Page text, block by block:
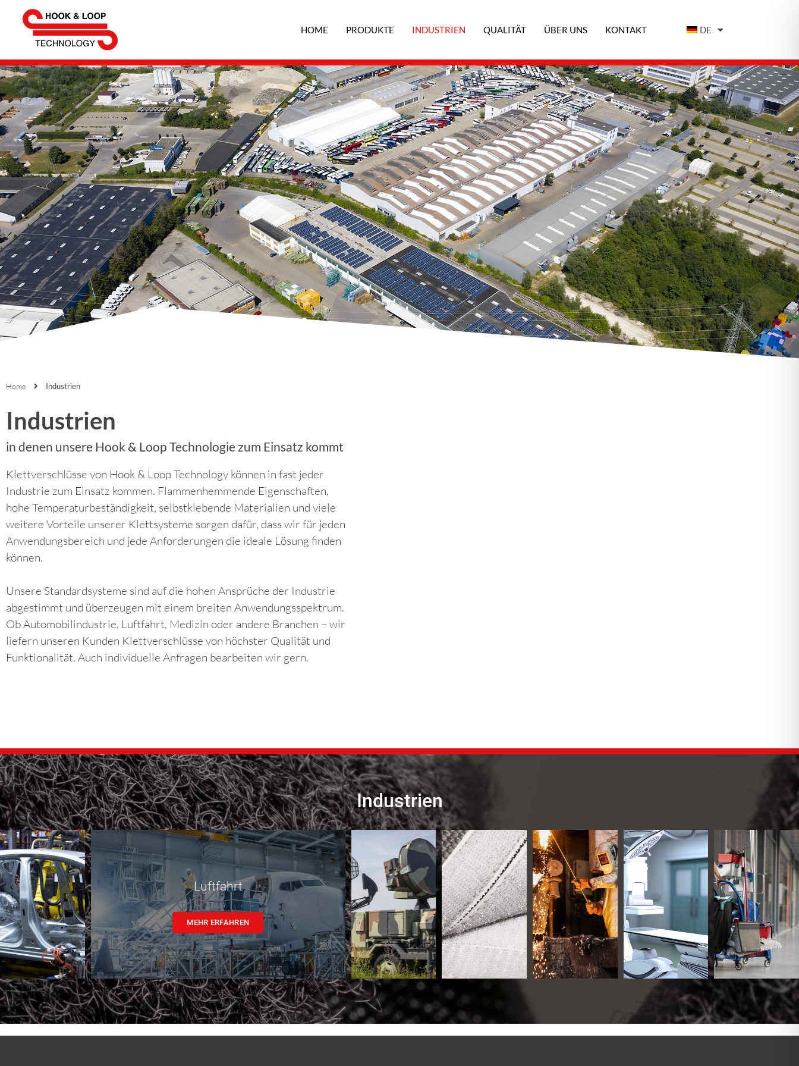
HOME PRODUKTE INDUSTRIEN QUALITÄT ÜBER UNS KONTAKT DE
Home Industrien
Industrien
in denen unsere Hook & Loop Technologie zum Einsatz kommt
Klettverschlüsse von Hook & Loop Technology können in fast jeder
Industrie zum Einsatz kommen. Flammenhemmende Eigenschaften,
hohe Temperaturbeständigkeit, selbstklebende Materialien und viele
weitere Vorteile unserer Klettsysteme sorgen dafür, dass wir für jeden
Anwendungsbereich und jede Anforderungen die ideale Lösung finden
können.
Unsere Standardsysteme sind auf die hohen Ansprüche der Industrie
abgestimmt und überzeugen mit einem breiten Anwendungsspektrum.
Ob Automobilindustrie, Luftfahrt, Medizin oder andere Branchen – wir
liefern unseren Kunden Klettverschlüsse von höchster Qualität und
Funktionalität. Auch individuelle Anfragen bearbeiten wir gern.
Industrien
Luftfahrt
MEHR ERFAHREN